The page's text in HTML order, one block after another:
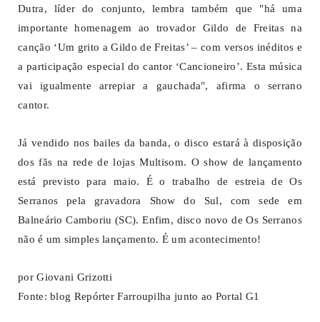
Dutra, líder do conjunto, lembra também que "há uma
importante homenagem ao trovador Gildo de Freitas na
canção ‘Um grito a Gildo de Freitas’ – com versos inéditos e
a participação especial do cantor ‘Cancioneiro’. Esta música
vai igualmente arrepiar a gauchada", afirma o serrano
cantor.
Já vendido nos bailes da banda, o disco estará à disposição
dos fãs na rede de lojas Multisom. O show de lançamento
está previsto para maio. É o trabalho de estreia de Os
Serranos pela gravadora Show do Sul, com sede em
Balneário Camboriu (SC). Enfim, disco novo de Os Serranos
não é um simples lançamento. É um acontecimento!
por Giovani Grizotti
Fonte: blog Repórter Farroupilha junto ao Portal G1